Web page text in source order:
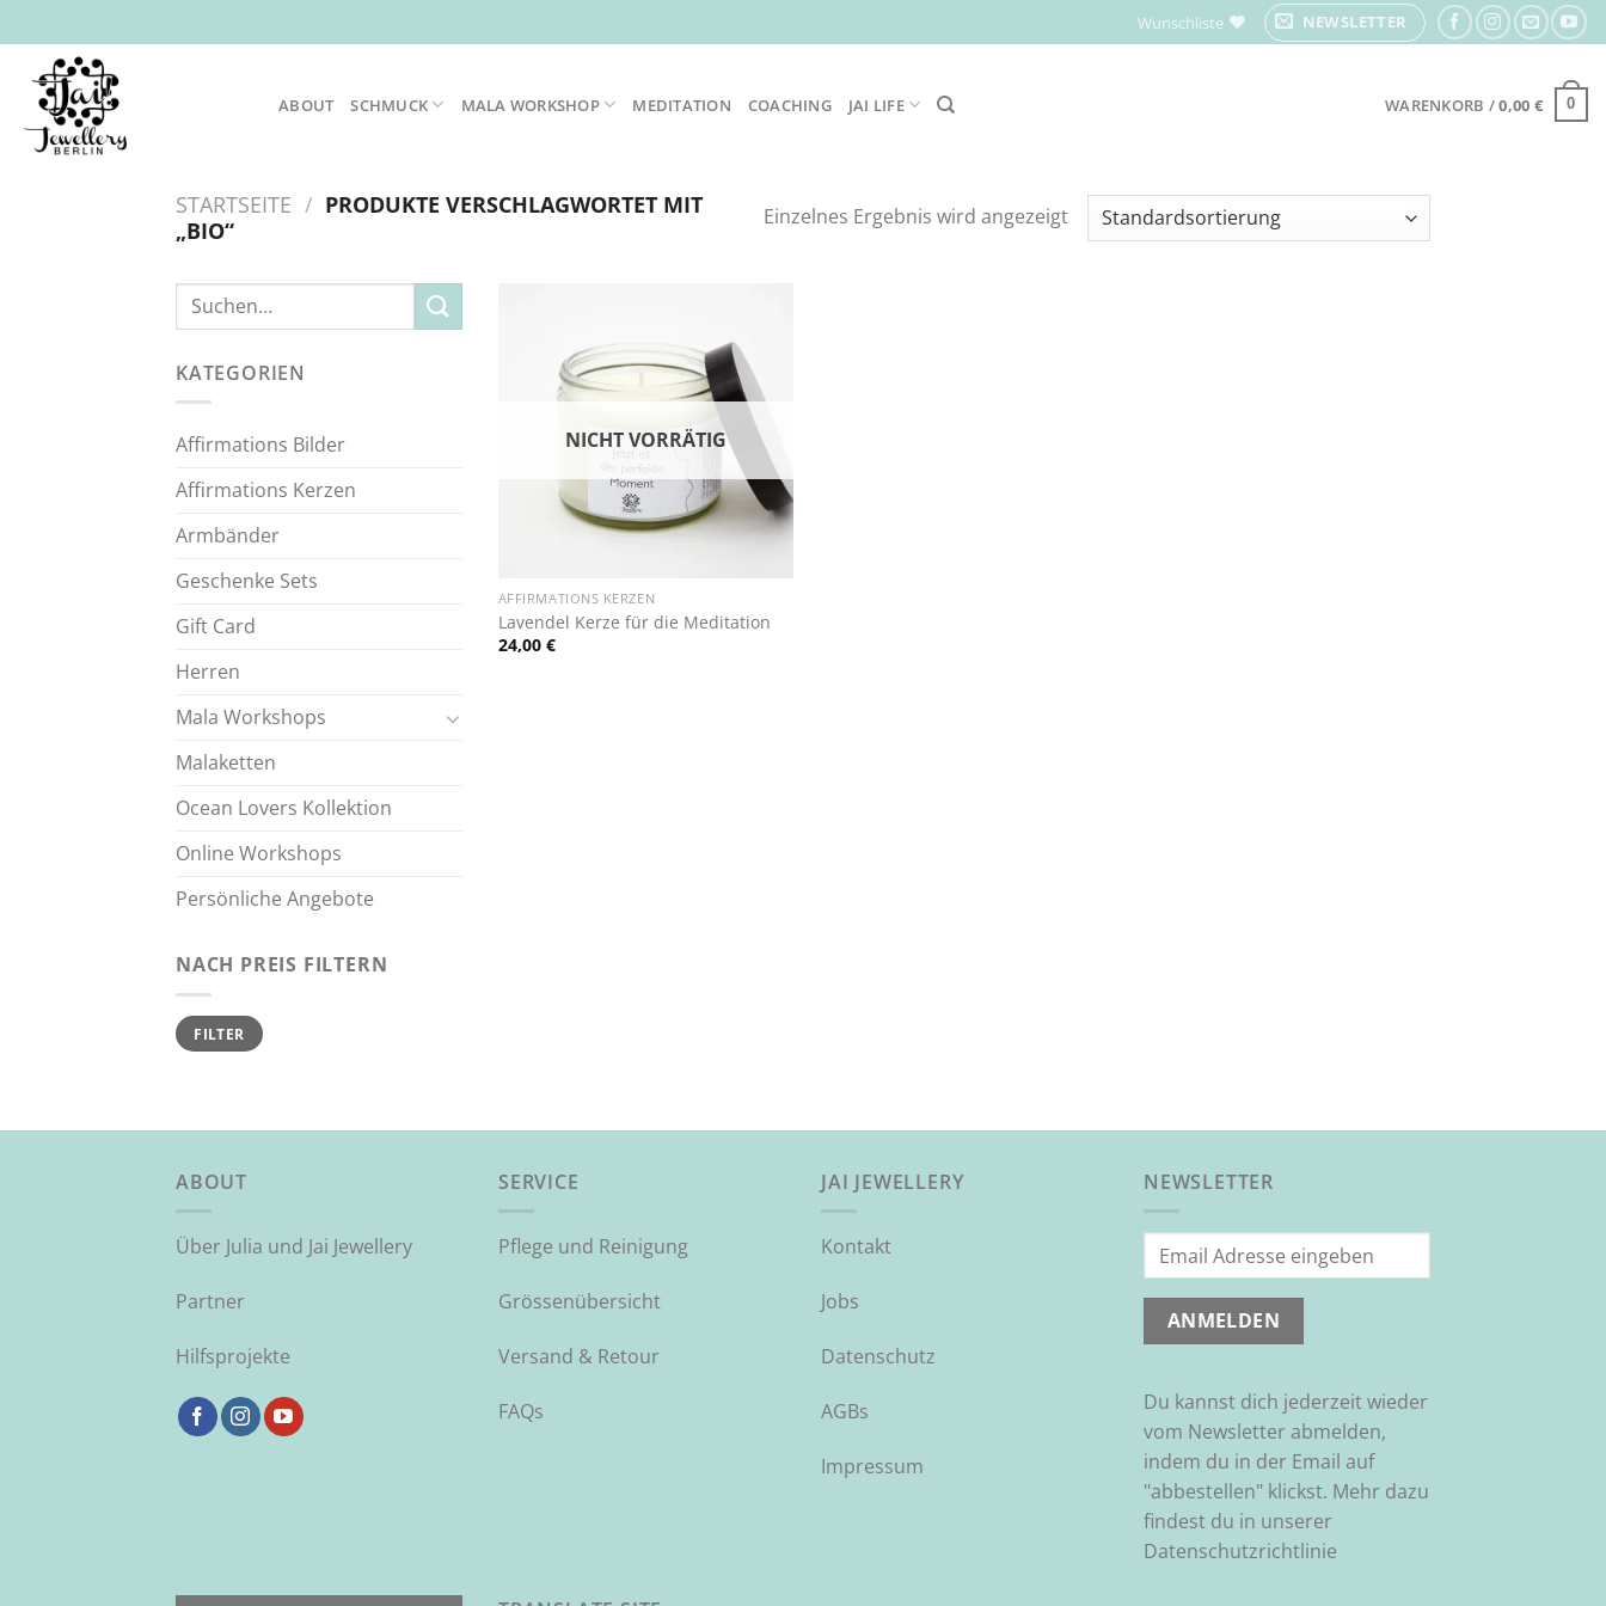
Inhalt
springen
Wunschliste NEWSLETTER
ABOUT SCHMUCK MALA WORKSHOP MEDITATION COACHING JAI LIFE WARENKORB /0,00 € 0
STARTSEITE / PRODUKTE VERSCHLAGWORTET MIT
„BIO“
Einzelnes Ergebnis wird angezeigt
Suche
nach:
KATEGORIEN
Affirmations Bilder
Affirmations Kerzen
Armbänder
Geschenke Sets
Gift Card
Herren
Mala Workshops
Malaketten
Ocean Lovers Kollektion
Online Workshops
Persönliche Angebote
NACH PREIS FILTERN
Min.
Preis
Max.
PreisFILTER
Zur
Wunschliste
hinzufügen
NICHT VORRÄTIG
AFFIRMATIONS KERZEN
Lavendel Kerze für die Meditation
24,00 €
ABOUT
Über Julia und Jai Jewellery
Partner
Hilfsprojekte
SERVICE
Pflege und Reinigung
Grössenübersicht
Versand & Retour
FAQs
JAI JEWELLERY
Kontakt
Jobs
Datenschutz
AGBs
Impressum
NEWSLETTER
Du kannst dich jederzeit wieder
vom Newsletter abmelden,
indem du in der Email auf
"abbestellen" klickst. Mehr dazu
findest du in unserer
Datenschutzrichtlinie